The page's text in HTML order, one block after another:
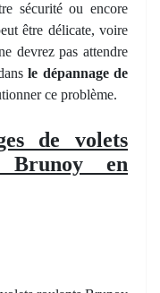
sécurité ou encore
être délicate, voire
devrez pas attendre
le dépannage de
ce problème.
de volets
Brunoy en